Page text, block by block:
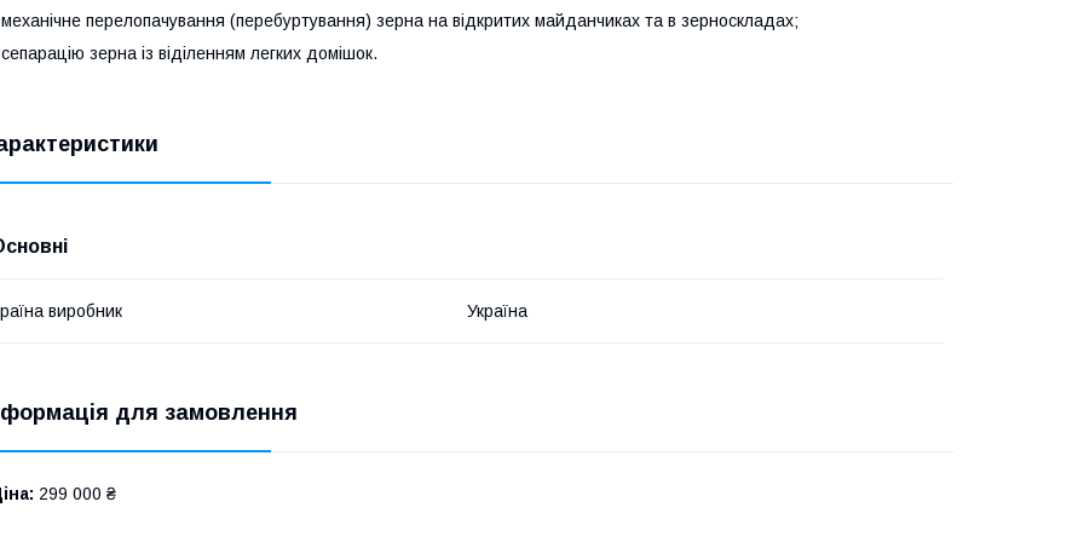
перелопачування (перебуртування) зерна на відкритих майданчиках та в зерноскладах;
зерна із віділенням легких домішок.
виробник Україна
для замовлення
299 000 ₴